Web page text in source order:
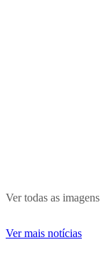
Ver todas as imagens
Ver mais notícias